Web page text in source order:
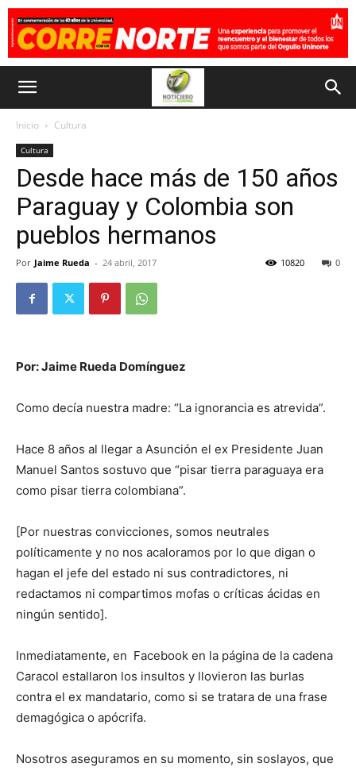
Inicio Cultura
Cultura
Desde hace más de 150 años
Paraguay y Colombia son
pueblos hermanos
Por Jaime Rueda - 24 abril, 2017 0
10820
Por: Jaime Rueda Domínguez
Como decía nuestra madre: “La ignorancia es atrevida”.
Hace 8 años al llegar a Asunción el ex Presidente Juan
Manuel Santos sostuvo que “pisar tierra paraguaya era
como pisar tierra colombiana”.
[Por nuestras convicciones, somos neutrales
políticamente y no nos acaloramos por lo que digan o
hagan el jefe del estado ni sus contradictores, ni
redactamos ni compartimos mofas o críticas ácidas en
ningún sentido].
Inmediatamente, en Facebook en la página de la cadena
Caracol estallaron los insultos y llovieron las burlas
contra el ex mandatario, como si se tratara de una frase
demagógica o apócrifa.
Nosotros aseguramos en su momento, sin soslayos, que